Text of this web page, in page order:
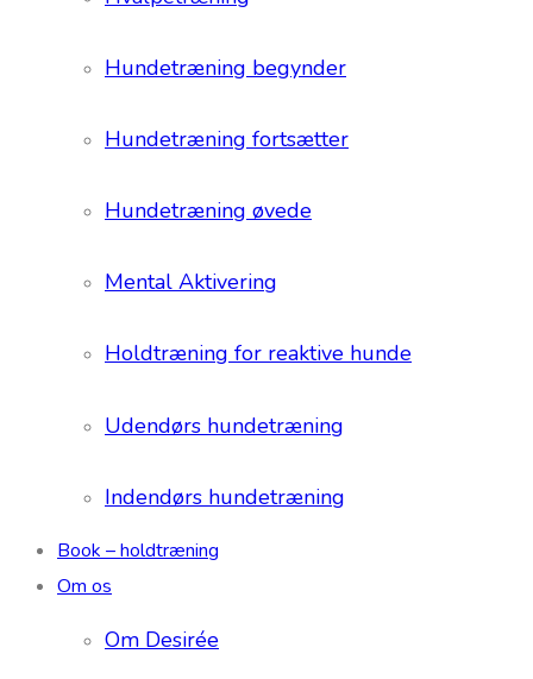
Hundetræning begynder
Hundetræning fortsætter
Hundetræning øvede
Mental Aktivering
Holdtræning for reaktive hunde
Udendørs hundetræning
Indendørs hundetræning
Book – holdtræning
Om os
Om Desirée